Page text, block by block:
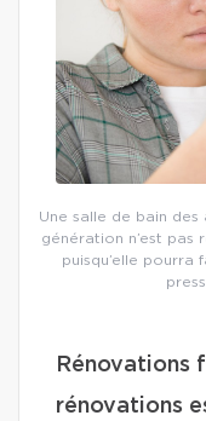
Une salle de bain
génération n’est pas
puisqu’elle pourra
Rénovations
rénovations